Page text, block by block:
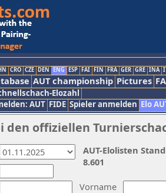
CRO CZE DEN ENG ESP FAI FIN FRA GER GRE INA
AUT championship Pictures
Elozahl
AUT FIDE Spieler anmelden Elo
offiziellen
Vorname
AUT-Elolisten
8.601